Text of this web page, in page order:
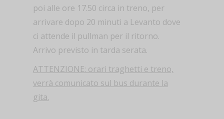
poi alle ore 17.50 circa in treno, per
arrivare dopo 20 minuti a Levanto dove
ci attende il pullman per il ritorno.
Arrivo previsto in tarda serata.
ATTENZIONE: orari traghetti e treno,
verrà comunicato sul bus durante la
gita.